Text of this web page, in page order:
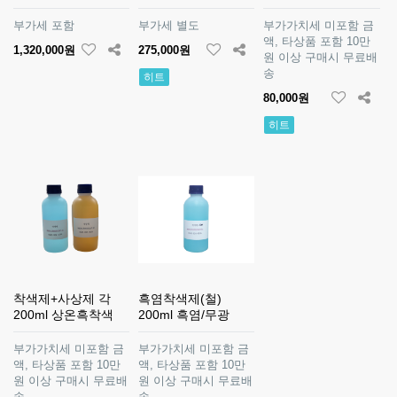
부가세 포함
1,320,000원
부가세 별도
275,000원
히트
부가가치세 미포함 금
액, 타상품 포함 10만
원 이상 구매시 무료배
송
80,000원
히트
착색제+사상제 각
200ml 상온흑착색
부가가치세 미포함 금
액, 타상품 포함 10만
원 이상 구매시 무료배
흑염착색제(철)
200ml 흑염/무광
부가가치세 미포함 금
액, 타상품 포함 10만
원 이상 구매시 무료배